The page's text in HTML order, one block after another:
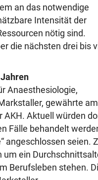
an das notwendige
Intensität der
nötig sind.
die nächsten drei bis
Anaesthesiologie,
gewährte am
AKH. Aktuell würden
Fälle behandelt
angeschlossen seien.
um ein
Berufsleben stehen.